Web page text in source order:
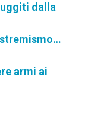
dalla
armi ai